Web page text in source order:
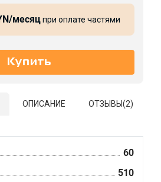
месяцпри оплате частями
ОПИСАНИЕ ОТЗЫВЫ(2)
60
510